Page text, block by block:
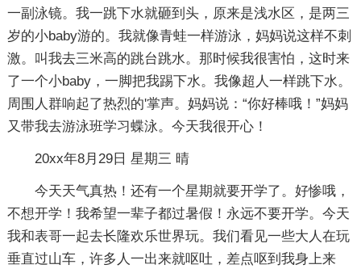
一副泳镜。我一跳下水就砸到头，原来是浅水区，是两三
岁的小baby游的。我就像青蛙一样游泳，妈妈说这样不刺
激。叫我去三米高的跳台跳水。那时候我很害怕，这时来
了一个小baby，一脚把我踢下水。我像超人一样跳下水。
周围人群响起了热烈的'掌声。妈妈说：“你好棒哦！”妈妈
又带我去游泳班学习蝶泳。今天我很开心！
20xx年8月29日 星期三 晴
今天天气真热！还有一个星期就要开学了。好惨哦，
不想开学！我希望一辈子都过暑假！永远不要开学。今天
我和表哥一起去长隆欢乐世界玩。我们看见一些大人在玩
垂直过山车，许多人一出来就呕吐，差点呕到我身上来